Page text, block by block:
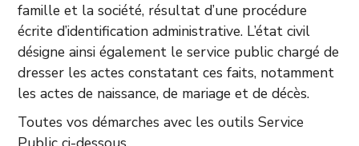
famille et la société, résultat d’une procédure
écrite d’identification administrative. L’état civil
désigne ainsi également le service public chargé de
dresser les actes constatant ces faits, notamment
les actes de naissance, de mariage et de décès.
Toutes vos démarches avec les outils Service